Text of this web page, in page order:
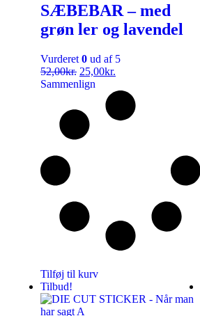
SÆBEBAR – med
grøn ler og lavendel
Vurderet 0 ud af 5
52,00kr. 25,00kr.
Sammenlign
Tilføj til kurv
Tilbud!